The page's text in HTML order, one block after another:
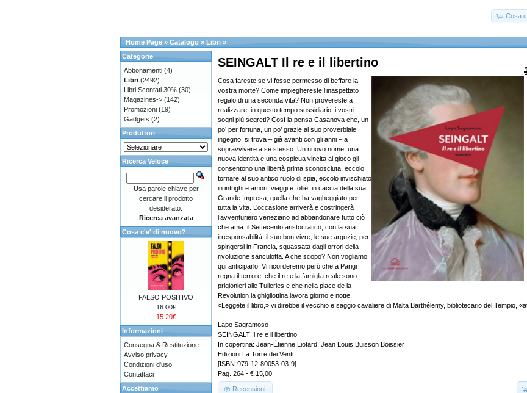
Cosa
Home Page » Catalogo » Libri »
SEINGALT Il re e il libertino
Cosa fareste se vi fosse permesso di beffare la
vostra morte? Come impieghereste l’inaspettato
regalo di una seconda vita? Non provereste a
realizzare, in questo tempo sussidiario, i vostri
sogni più segreti? Così la pensa Casanova che, un
po’ per fortuna, un po’ grazie al suo proverbiale
ingegno, si trova – già avanti con gli anni – a
sopravvivere a se stesso. Un nuovo nome, una
nuova identità e una cospicua vincita al gioco gli
consentono una libertà prima sconosciuta: eccolo
tornare al suo antico ruolo di spia, eccolo invischiato
in intrighi e amori, viaggi e follie, in caccia della sua
Grande Impresa, quella che ha vagheggiato per
tutta la vita. L’occasione arriverà e costringerà
l’avventuriero veneziano ad abbandonare tutto ciò
che ama: il Settecento aristocratico, con la sua
irresponsabilità, il suo bon vivre, le sue arguzie, per
spingersi in Francia, squassata dagli orrori della
rivoluzione sanculotta. A che scopo? Non vogliamo
qui anticiparlo. Vi ricorderemo però che a Parigi
regna il terrore, che il re e la famiglia reale sono
prigionieri alle Tuileries e che nella place de la
Revolution la ghigliottina lavora giorno e notte.
«Leggete il libro,» vi direbbe il vecchio e saggio cavaliere di Malta Barthélemy, bibliotecario del Tempio,
Lapo Sagramoso
SEINGALT Il re e il libertino
In copertina: Jean-Étienne Liotard, Jean Louis Buisson Boissier
Edizioni La Torre dei Venti
[ISBN-979-12-80053-03-9]
Pag. 264 - € 15,00
Recensioni
Categorie
Abbonamenti (4)
Libri (2492)
Libri Scontati 30% (30)
Magazines-> (142)
Promozioni (19)
Gadgets (2)
Produttori
Ricerca Veloce
Usa parole chiave per
cercare il prodotto
desiderato.
Ricerca avanzata
Cosa c'e' di nuovo?
FALSO POSITIVO
16.00€
15.20€
Informazioni
Consegna & Restituzione
Avviso privacy
Condizioni d'uso
Contattaci
Accettiamo